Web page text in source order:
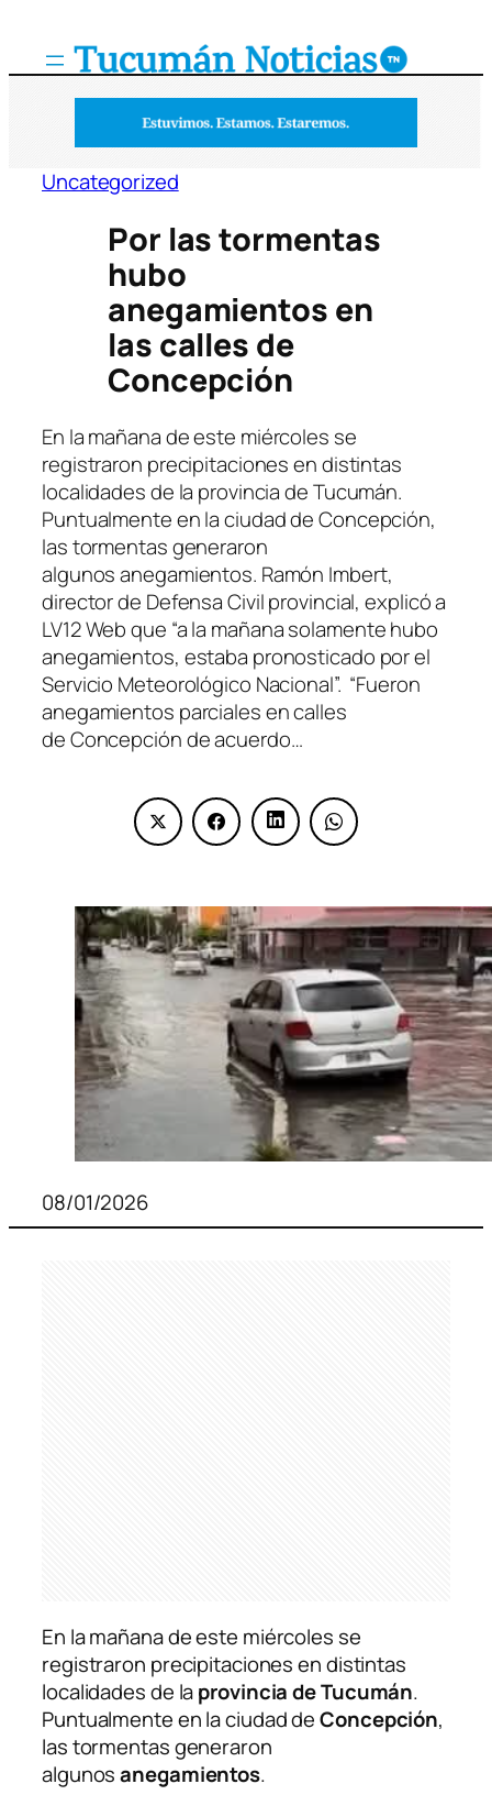
Uncategorized
Por las tormentas
hubo
anegamientos en
las calles de
Concepción
En la mañana de este miércoles se
registraron precipitaciones en distintas
localidades de la provincia de Tucumán.
Puntualmente en la ciudad de Concepción,
las tormentas generaron
algunos anegamientos. Ramón Imbert,
director de Defensa Civil provincial, explicó a
LV12 Web que “a la mañana solamente hubo
anegamientos, estaba pronosticado por el
Servicio Meteorológico Nacional”. “Fueron
anegamientos parciales en calles
de Concepción de acuerdo…
08/01/2026
En la mañana de este miércoles se
registraron precipitaciones en distintas
localidades de laprovincia de Tucumán.
Puntualmente en la ciudad deConcepción,
las tormentas generaron
algunosanegamientos.